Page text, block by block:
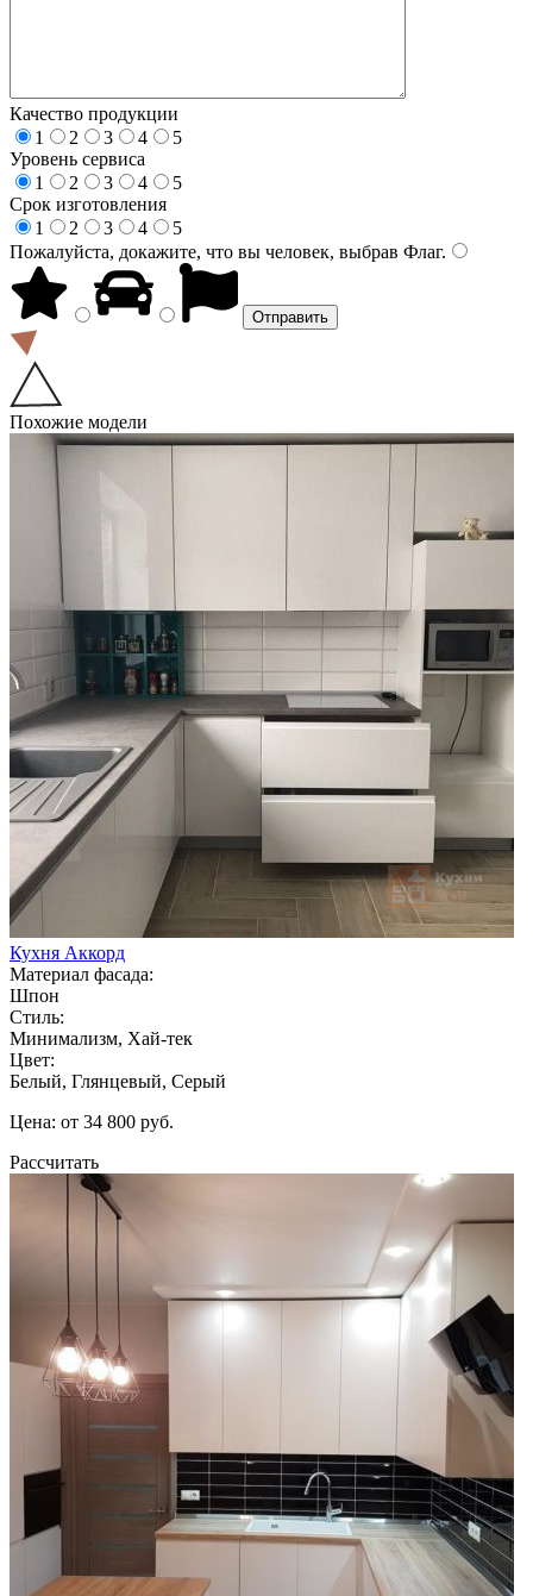
Качество продукции
1
2 3 4
5
Уровень сервиса
1
2 3 4
5
Срок изготовления
1
2 3 4
5
Пожалуйста, докажите, что вы человек, выбрав Флаг.
Похожие модели
Кухня Аккорд
Материал фасада:
Шпон
Стиль:
Минимализм, Хай-тек
Цвет:
Белый, Глянцевый, Серый
Цена: от 34 800 руб.
Рассчитать